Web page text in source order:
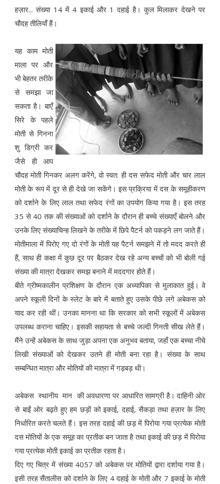
हज़ार... संख्या 14 में 4 इकाई और 1 दहाई है। कुल मिलाकर देखने पर
चौदह तीलियाँ हैं।
यह काम मोती
माला पर और
भी बेहतर तरीके
से समझा जा
सकता है। बाएँ
सिरे के पहले
मोती से गिनना
शु डिग्री कर
जैसे ही आप
चौदह मोती गिनकर अलग करेंगे, वो स्वत: ही दस सफेद मोती और चार लाल
मोती के रूप में दूर से ही देखे जा सकेंगे। इस प्रक्रिया में दस के समूहीकरण
को दर्शाने के लिए लाल तथा सफेद रंगों का उपयोग किया गया है। इस तरह
35 से 40 तक की संख्याओं को दर्शाने के दौरान ही बच्चे संख्याएँ बोलने और
उनके लिए संख्याचिन्ह लिखने के तरीके में छिपे पैटर्न को पकड़ने लग जाते हैं।
मोतीमाला में पिरोए गए दो रंगों के मोती यह पैटर्न समझने में तो मदद करते ही
हैं, साथ ही कक्षा में कुछ दूर पर बैठकर देख रहे अन्य बच्चों को भी बोली गई
संख्या की मात्रा देखकर समझ बनाने में मददगार होते हैं।
बीते ग्रीष्मकालीन प्रशिक्षण के दौरान एक अध्यापिका से मुलाकात हुई। वे
अपने स्कूली दिनों के स्लेट के बारे में बताते हुए उसके पीछे लगे अबेकस को
याद कर रही थीं। उनका मानना था कि सरकार को सभी स्कूलों में अबेकस
उपलब्ध कराना चाहिए। इसकी सहायता से बच्चे जल्दी गिनती सीख लेते हैं।
मैंने उन्हें अबेकस के साथ जुड़ा अपना एक अनुभव बताया, जहाँ एक बच्चा नीचे
लिखी संख्याओं को देखकर उतने ही मोती बना रहा है। संख्या के साथ
सम्बन्धित मात्रा और मोतियों की मात्रा में गड़बड़ थी।
अबेकस स्थानीय मान की अवधारणा पर आधारित सामग्री है। दाहिनी ओर
से बाईं ओर बढ़ते हुए हम छड़ों को इकाई, दहाई, सैकड़ा तथा हज़ार के लिए
निर्धारित करते चलते हैं। इस तरह दहाई की छड़ में पिरोया गया प्रत्येक मोती
दस मोतियों के एक समूह का प्रतीक बन जाता है तथा इकाई की छड़ में पिरोया
गया प्रत्येक मोती इकाई का प्रतीक रहता है।
दिए गए चित्र में संख्या 4057 को अबेकस पर मोतियों द्वारा दर्शाया गया है।
इसी तरह सैंतालीस को दर्शाने के लिए 4 दहाई के मोती और 7 इकाई के मोती